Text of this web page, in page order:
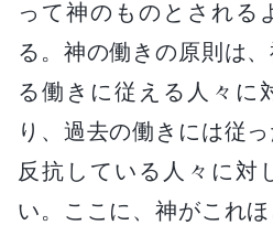
って神のものとされる
る。神の働きの原則は
る働きに従える人々に
り、過去の働きには従
反抗している人々に対
い。ここに、神がこれ